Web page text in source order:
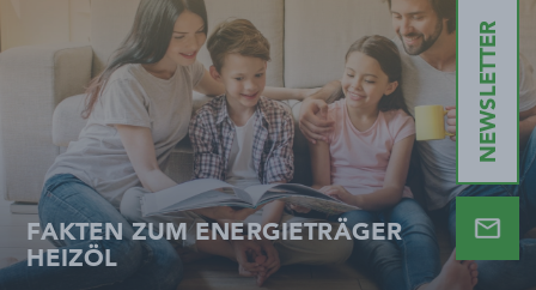
NEWSLETTER
FAKTEN ZUM ENERGIETRÄGER
HEIZÖL